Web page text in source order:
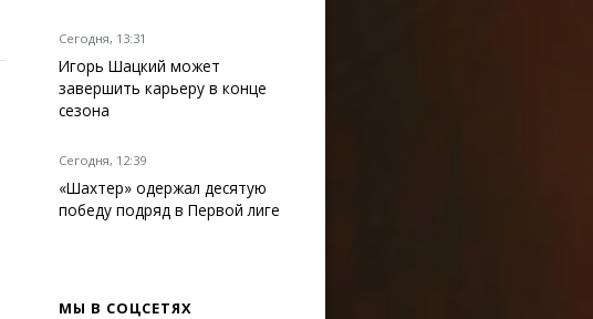
Сегодня, 13:31
Игорь Шацкий может
завершить карьеру в конце
сезона
Сегодня, 12:39
«Шахтер» одержал десятую
победу подряд в Первой лиге
МЫ В СОЦСЕТЯХ